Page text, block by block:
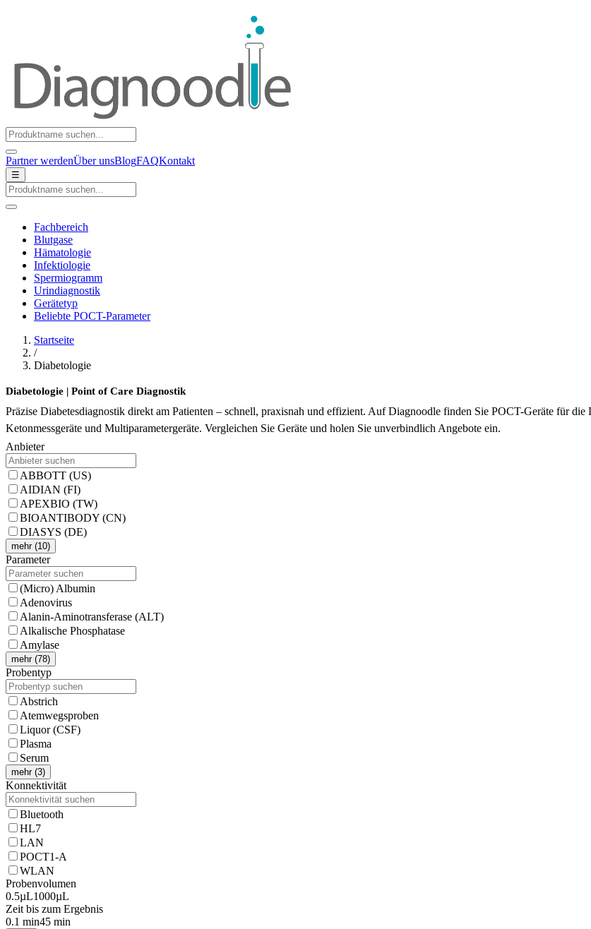
Partner werdenÜber unsBlogFAQKontakt
☰
Fachbereich
Blutgase
Hämatologie
Infektiologie
Spermiogramm
Urindiagnostik
Gerätetyp
Beliebte POCT-Parameter
Startseite
/
Diabetologie
Diabetologie | Point of Care Diagnostik
Präzise Diabetesdiagnostik direkt am Patienten – schnell, praxisnah und effizient. Auf Diagnoodle finden Sie POCT-Geräte für
Ketonmessgeräte und Multiparametergeräte. Vergleichen Sie Geräte und holen Sie unverbindlich Angebote ein.
Anbieter
ABBOTT (US)
AIDIAN (FI)
APEXBIO (TW)
BIOANTIBODY (CN)
DIASYS (DE)
mehr (10)
Parameter
(Micro) Albumin
Adenovirus
Alanin-Aminotransferase (ALT)
Alkalische Phosphatase
Amylase
mehr (78)
Probentyp
Abstrich
Atemwegsproben
Liquor (CSF)
Plasma
Serum
mehr (3)
Konnektivität
Bluetooth
HL7
LAN
POCT1-A
WLAN
Probenvolumen
0.5µL1000µL
Zeit bis zum Ergebnis
0.1 min45 min